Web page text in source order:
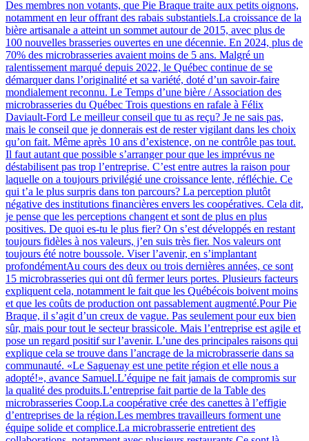
Des membres non votants, que Pie Braque traite aux petits oignons,
notamment en leur offrant des rabais substantiels.La croissance de la
bière artisanale a atteint un sommet autour de 2015, avec plus de
100 nouvelles brasseries ouvertes en une décennie. En 2024, plus de
70% des microbrasseries avaient moins de 5 ans. Malgré un
ralentissement marqué depuis 2022, le Québec continue de se
démarquer dans l’originalité et sa variété, doté d’un savoir-faire
mondialement reconnu. Le Temps d’une bière / Association des
microbrasseries du Québec Trois questions en rafale à Félix
Daviault-Ford Le meilleur conseil que tu as reçu? Je ne sais pas,
mais le conseil que je donnerais est de rester vigilant dans les choix
qu’on fait. Même après 10 ans d’existence, on ne contrôle pas tout.
Il faut autant que possible s’arranger pour que les imprévus ne
déstabilisent pas trop l’entreprise. C’est entre autres la raison pour
laquelle on a toujours privilégié une croissance lente, réfléchie. Ce
qui t’a le plus surpris dans ton parcours? La perception plutôt
négative des institutions financières envers les coopératives. Cela dit,
je pense que les perceptions changent et sont de plus en plus
positives. De quoi es-tu le plus fier? On s’est développés en restant
toujours fidèles à nos valeurs, j’en suis très fier. Nos valeurs ont
toujours été notre boussole. Viser l’avenir, en s’implantant
profondémentAu cours des deux ou trois dernières années, ce sont
15 microbrasseries qui ont dû fermer leurs portes. Plusieurs facteurs
expliquent cela, notamment le fait que les Québécois boivent moins
et que les coûts de production ont passablement augmenté.Pour Pie
Braque, il s’agit d’un creux de vague. Pas seulement pour eux bien
sûr, mais pour tout le secteur brassicole. Mais l’entreprise est agile et
pose un regard positif sur l’avenir. L’une des principales raisons qui
explique cela se trouve dans l’ancrage de la microbrasserie dans sa
communauté. «Le Saguenay est une petite région et elle nous a
adopté!», avance Samuel.L’équipe ne fait jamais de compromis sur
la qualité des produits.L’entreprise fait partie de la Table des
microbrasseries Coop.La coopérative crée des canettes à l’effigie
d’entreprises de la région.Les membres travailleurs forment une
équipe solide et complice.La microbrasserie entretient des